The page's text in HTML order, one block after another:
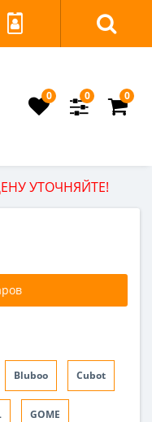
0 0 0
УТОЧНЯЙТЕ!
Bluboo Cubot
GOME